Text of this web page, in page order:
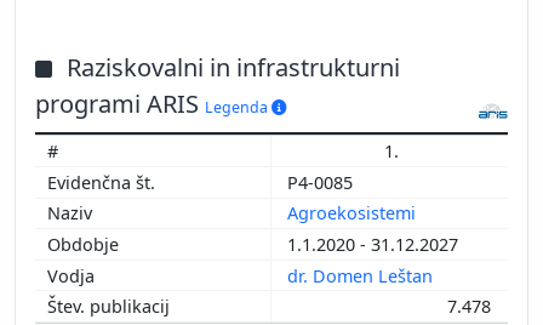
Raziskovalni in infrastrukturni
programi ARIS Legenda
1.
P4-0085
Agroekosistemi
1.1.2020 - 31.12.2027
dr. Domen Leštan
7.478